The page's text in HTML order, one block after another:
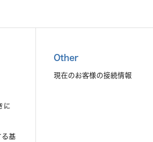
に
る基
Other
現在のお客様の接続情報